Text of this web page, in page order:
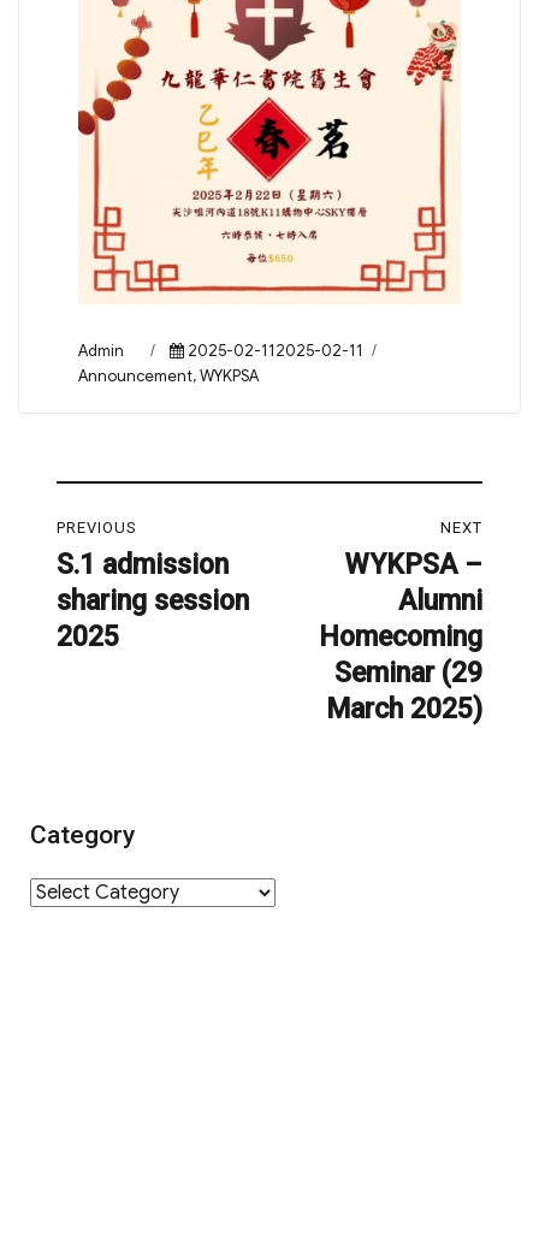
Author
Admin
Posted
on
2025-02-112025-02-11
Announcement,WYKPSA
navigation
PREVIOUS
Previous
post:
S.1 admission
sharing session
2025
NEXT
WYKPSA –
Alumni
Homecoming
Seminar (29
March 2025)
Category
Category